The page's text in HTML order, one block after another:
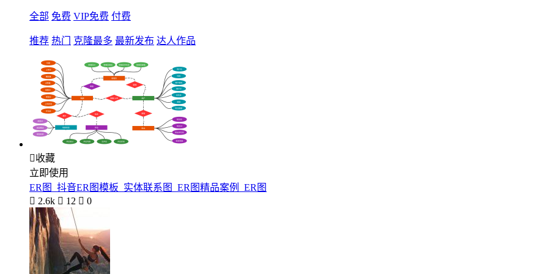
全部 免费 VIP免费 付费
推荐 热门 克隆最多 最新发布 达人作品
收藏
立即使用
ER图_抖音ER图模板_实体联系图_ER图精品案例_ER图
 2.6k  12  0